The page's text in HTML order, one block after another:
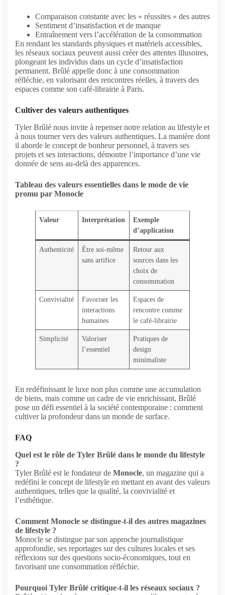
Comparaison constante avec les « réussites » des autres
Sentiment d’insatisfaction et de manque
Entraînement vers l’accélération de la consommation
En rendant les standards physiques et matériels accessibles,
les réseaux sociaux peuvent aussi créer des attentes illusoires,
plongeant les individus dans un cycle d’insatisfaction
permanent. Brûlé appelle donc à une consommation
réfléchie, en valorisant des rencontres réelles, à travers des
espaces comme son café-librairie à Paris.
Cultiver des valeurs authentiques
Tyler Brûlé nous invite à repenser notre relation au lifestyle et
à nous tourner vers des valeurs authentiques. La manière dont
il aborde le concept de bonheur personnel, à travers ses
projets et ses interactions, démontre l’importance d’une vie
donnée de sens au-delà des apparences.
Tableau des valeurs essentielles dans le mode de vie
promu par Monocle
Valeur Interprétation
Exemple
d’application
Authenticité
Être soi-même
sans artifice
Retour aux
sources dans les
choix de
consommation
Convivialité
Favoriser les
interactions
humaines
Espaces de
rencontre comme
le café-librairie
Simplicité
Valoriser
l’essentiel
Pratiques de
design
minimaliste
En redéfinissant le luxe non plus comme une accumulation
de biens, mais comme un cadre de vie enrichissant, Brûlé
pose un défi essentiel à la société contemporaine : comment
cultiver la profondeur dans un monde de surface.
FAQ
Quel est le rôle de Tyler Brûlé dans le monde du lifestyle
?
Tyler Brûlé est le fondateur de Monocle, un magazine qui a
redéfini le concept de lifestyle en mettant en avant des valeurs
authentiques, telles que la qualité, la convivialité et
l’esthétique.
Comment Monocle se distingue-t-il des autres magazines
de lifestyle ?
Monocle se distingue par son approche journalistique
approfondie, ses reportages sur des cultures locales et ses
réflexions sur des questions socio-économiques, tout en
favorisant une consommation réfléchie.
Pourquoi Tyler Brûlé critique-t-il les réseaux sociaux ?